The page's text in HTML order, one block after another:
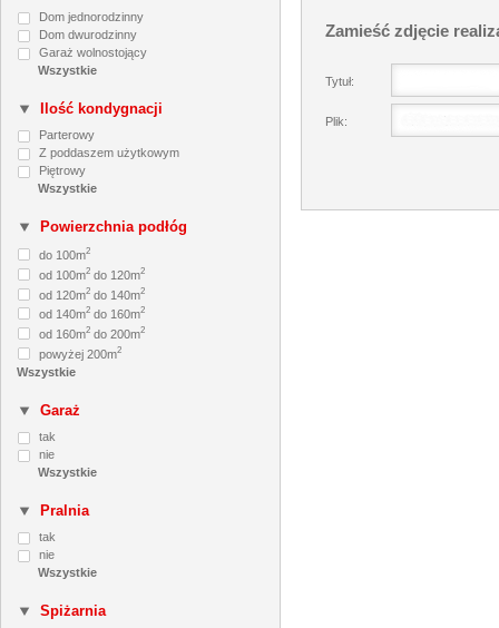
Dom jednorodzinny
Dom dwurodzinny
Garaż wolnostojący
Ilość kondygnacji
Parterowy
Z poddaszem użytkowym
Piętrowy
Powierzchnia podłóg
do 100m2
od 100m2 do 120m2
od 120m2 do 140m2
od 140m2 do 160m2
od 160m2 do 200m2
powyżej 200m2
Garaż
tak
nie
Pralnia
tak
nie
Spiżarnia
Zamieść zdjęcie
Tytuł:
Plik: